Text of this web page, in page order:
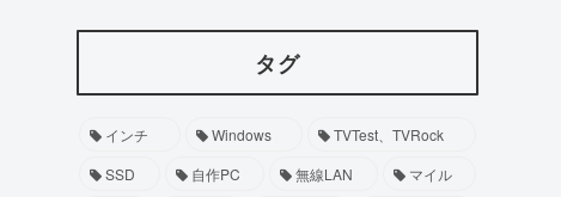
タグ
インチ Windows
TVTest、TVRock
SSD
自作PC 無線LAN
マイル